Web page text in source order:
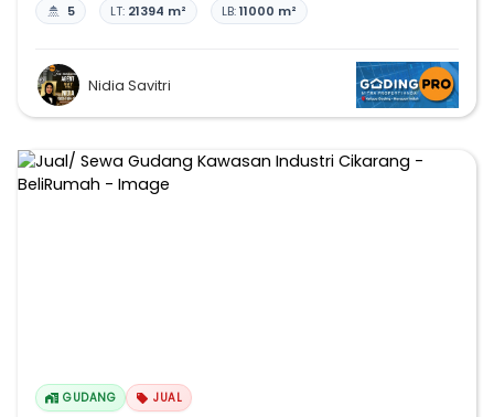
5 LT: 21394 m² LB:11000 m²
Nidia Savitri
GUDANG JUAL